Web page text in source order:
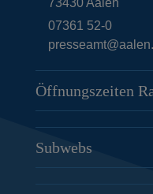
73430Aalen
07361 52-0
Öffnungszeiten
Subwebs